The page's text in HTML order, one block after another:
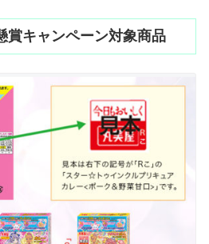
賞キャンペーン対象商品